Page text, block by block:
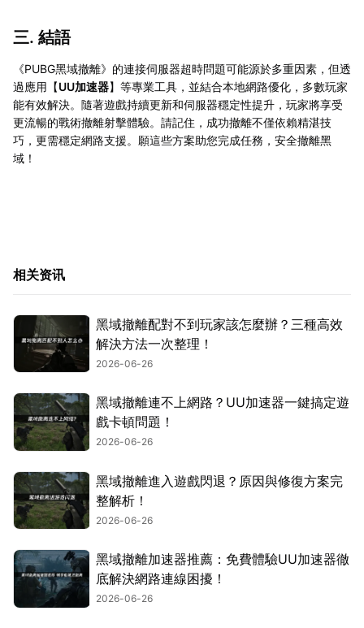
三. 結語
《PUBG黑域撤離》的連接伺服器超時問題可能源於多重因素，但透
過應用【UU加速器】等專業工具，並結合本地網路優化，多數玩家
能有效解決。隨著遊戲持續更新和伺服器穩定性提升，玩家將享受
更流暢的戰術撤離射擊體驗。請記住，成功撤離不僅依賴精湛技
巧，更需穩定網路支援。願這些方案助您完成任務，安全撤離黑
域！
相关资讯
黑域撤離配對不到玩家該怎麼辦？三種高效
解決方法一次整理！
2026-06-26
黑域撤離連不上網路？UU加速器一鍵搞定遊
戲卡頓問題！
2026-06-26
黑域撤離進入遊戲閃退？原因與修復方案完
整解析！
2026-06-26
黑域撤離加速器推薦：免費體驗UU加速器徹
底解決網路連線困擾！
2026-06-26